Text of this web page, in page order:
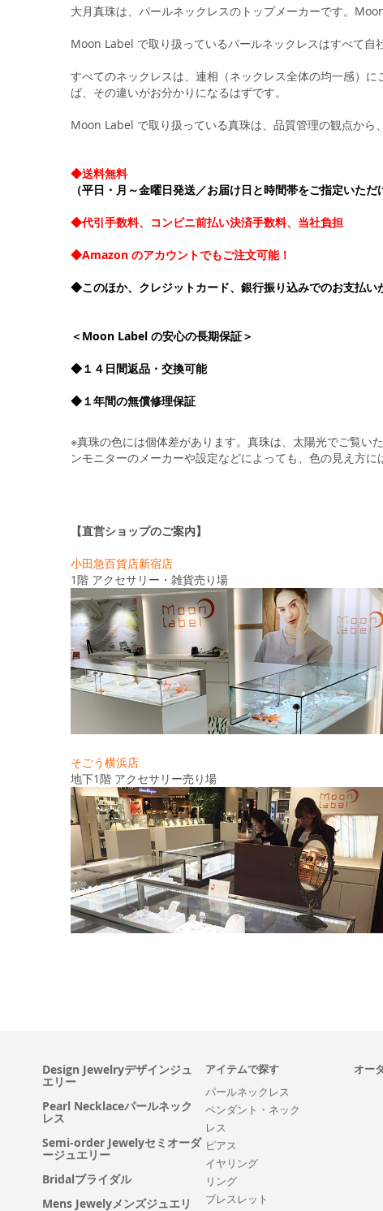
大月真珠は、パールネックレスのトップメーカーです。
Moon Label で取り扱っているパールネックレスはすべて自
すべてのネックレスは、連相（ネックレス全体の均一感）
ば、その違いがお分かりになるはずです。
Moon Label で取り扱っている真珠は、品質管理の観点から
◆送料無料
（平日・月～金曜日発送／お届け日と時間帯をご指定いただ
◆代引手数料、コンビニ前払い決済手数料、当社負担
◆Amazon のアカウントでもご注文可能！
◆このほか、クレジットカード、銀行振り込みでのお支払い
＜Moon Label の安心の長期保証＞
◆１４日間返品・交換可能
◆１年間の無償修理保証
※真珠の色には個体差があります。真珠は、太陽光でご覧い
ンモニターのメーカーや設定などによっても、色の見え方に
【直営ショップのご案内】
小田急百貨店新宿店
1階 アクセサリー・雑貨売り場
そごう横浜店
地下1階 アクセサリー売り場
Design Jewelryデザインジュ
エリー
Pearl Necklaceパールネック
レス
Semi-order Jewelyセミオーダ
ージュエリー
Bridalブライダル
Mens Jewelyメンズジュエリ
アイテムで探す
パールネックレス
ペンダント・ネック
レス
ピアス
イヤリング
リング
ブレスレット
オー